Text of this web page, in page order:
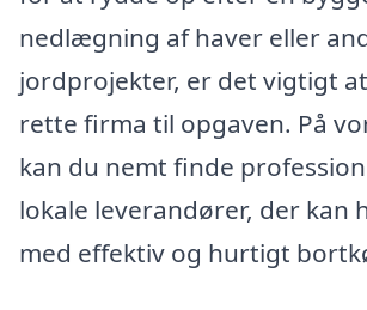
nedlægning af haver eller
jordprojekter, er det vigtigt
rette firma til opgaven. På
kan du nemt finde
lokale leverandører, der kan
med effektiv og hurtigt